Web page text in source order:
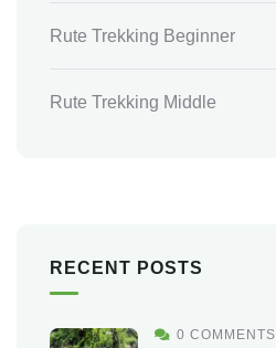
Rute Trekking Beginner
Rute Trekking Middle
RECENT POSTS
0 COMMENTS